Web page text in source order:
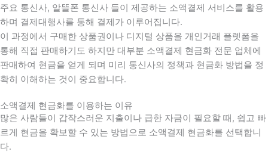
주요 통신사, 알뜰폰 통신사 들이 제공하는 소액결제 서비스를 활용
하며 결제대행사를 통해 결제가 이루어집니다.
이 과정에서 구매한 상품권이나 디지털 상품을 개인거래 플렛폼을
통해 직접 판매하기도 하지만 대부분 소액결제 현금화 전문 업체에
판매하여 현금을 얻게 되며 미리 통신사의 정책과 현금화 방법을 정
확히 이해하는 것이 중요합니다.
소액결제 현금화를 이용하는 이유
많은 사람들이 갑작스러운 지출이나 급한 자금이 필요할 때 , 쉽고 빠
르게 현금을 확보할 수 있는 방법으로 소액결제 현금화를 선택합니
다.